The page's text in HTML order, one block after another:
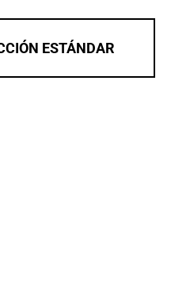
ESTÁNDAR